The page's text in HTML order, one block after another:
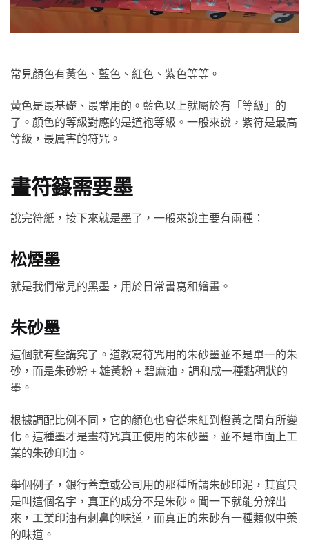
常見顏色有黃色、藍色、紅色、紫色等等。
黃色是最基礎、最常用的。藍色以上就屬於有「等級」的
了。顏色的等級對應的是道袍等級。一般來說，紫符是最高
等級，最厲害的符咒。
畫符籙需要墨
說完符紙，接下來就是墨了，一般來說主要有兩種：
松煙墨
就是我們常見的黑墨，用於日常書寫和繪畫。
朱砂墨
這個就有些講究了。道教寫符咒用的朱砂墨並不是單一的朱
砂，而是朱砂粉 + 雄黃粉 + 碧麻油，調和成一種黏稠狀的
墨。
根據調配比例不同，它的顏色也會從朱紅到橙黃之間有所變
化。這種墨才是畫符咒真正使用的朱砂墨，並不是市面上工
業的朱砂印油。
舉個例子，銀行蓋章或公司用的那種所謂朱砂印泥，其實只
是叫這個名字，真正的成分不是朱砂。聞一下就能分辨出
來，工業印油有刺鼻的味道，而真正的朱砂有一種類似中藥
的味道。